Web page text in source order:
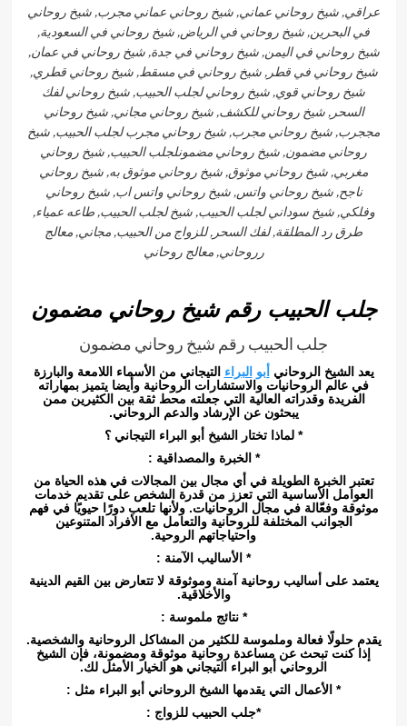
عراقي, شيخ روحاني عماني, شيخ روحاني عماني مجرب, شيخ روحاني
في البحرين, شيخ روحاني في الرياض, شيخ روحاني في السعودية,
شيخ روحاني في اليمن, شيخ روحاني في جدة, شيخ روحاني في عمان,
شيخ روحاني في قطر, شيخ روحاني في مسقط, شيخ روحاني قطري,
شيخ روحاني قوي, شيخ روحاني لجلب الحبيب, شيخ روحاني لفك
السحر, شيخ روحاني للكشف, شيخ روحاني مجاني, شيخ روحاني
مججرب, شيخ روحاني مجرب, شيخ روحاني مجرب لجلب الحبيب, شيخ
روحاني مضمون, شيخ روحاني مضمونلجلب الحبيب, شيخ روحاني
مغربي, شيخ روحاني موثوق, شيخ روحاني موثوق به, شيخ روحاني
ناجح, شيخ روحاني واتس, شيخ روحاني واتس اب, شيخ روحاني
وفلكي, شيخ سوداني لجلب الحبيب, شيخ لجلب الحبيب, طاعه عمياء,
طرق رد المطلقة, لفك السحر, للزواج من الحبيب, مجاني, معالج
رروحاني, معالج روحاني
جلب الحبيب رقم شيخ روحاني مضمون
جلب الحبيب رقم شيخ روحاني مضمون
يعد الشيخ الروحاني أبو البراء التيجاني من الأسماء اللامعة والبارزة
في عالم الروحانيات والاستشارات الروحانية وأيضا يتميز بمهاراته
الفريدة وقدراته العالية التي جعلته محط ثقة بين الكثيرين ممن
يبحثون عن الإرشاد والدعم الروحاني.
* لماذا تختار الشيخ أبو البراء التيجاني ؟
* الخبرة والمصداقية :
تعتبر الخبرة الطويلة في أي مجال بين المجالات في هذه الحياة من
العوامل الأساسية التي تعزز من قدرة الشخص على تقديم خدمات
موثوقة وفعّالة في مجال الروحانيات. ولأنها تلعب دورًا حيويًا في فهم
الجوانب المختلفة للروحانية والتعامل مع الأفراد المتنوعين
واحتياجاتهم الروحية.
* الأساليب الآمنة :
يعتمد على أساليب روحانية آمنة وموثوقة لا تتعارض بين القيم الدينية
والأخلاقية.
* نتائج ملموسة :
يقدم حلولًا فعالة وملموسة للكثير من المشاكل الروحانية والشخصية.
إذا كنت تبحث عن مساعدة روحانية موثوقة ومضمونة، فإن الشيخ
الروحاني أبو البراء التيجاني هو الخيار الأمثل لك.
* الأعمال التي يقدمها الشيخ الروحاني أبو البراء مثل :
*جلب الحبيب للزواج :